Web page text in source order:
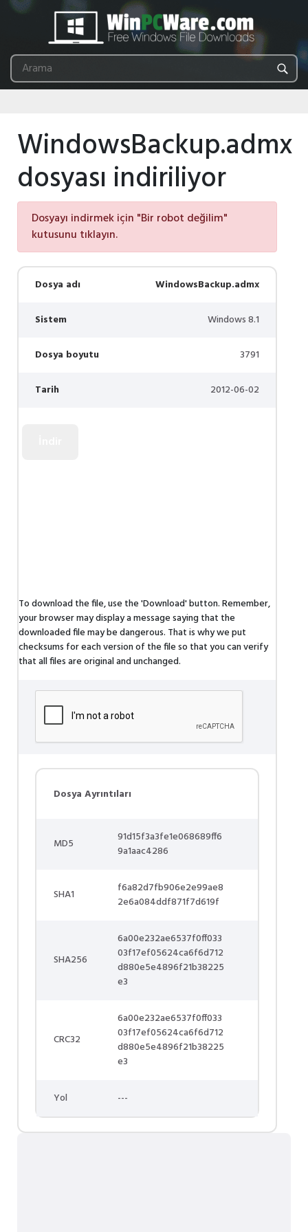
WindowsBackup.admx
dosyası indiriliyor
Dosyayı indirmek için "Bir robot değilim"
kutusunu tıklayın.
Dosya adı WindowsBackup.admx
Sistem Windows 8.1
Dosya boyutu 3791
Tarih 2012-06-02
To download the file, use the 'Download' button. Remember,
your browser may display a message saying that the
downloaded file may be dangerous. That is why we put
checksums for each version of the file so that you can verify
that all files are original and unchanged.
Dosya Ayrıntıları
MD5
91d15f3a3fe1e068689ff6
9a1aac4286
SHA1
f6a82d7fb906e2e99ae8
2e6a084ddf871f7d619f
SHA256
6a00e232ae6537f0ff033
03f17ef05624ca6f6d712
d880e5e4896f21b38225
e3
CRC32
6a00e232ae6537f0ff033
03f17ef05624ca6f6d712
d880e5e4896f21b38225
e3
Yol ---